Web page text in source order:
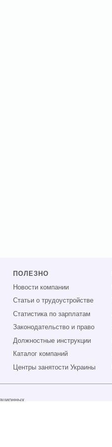
ПОЛЕЗНО
Новости компании
Статьи о трудоустройстве
Статистика по зарплатам
Законодательство и право
Должностные инструкции
Каталог компаний
Центры занятости Украины